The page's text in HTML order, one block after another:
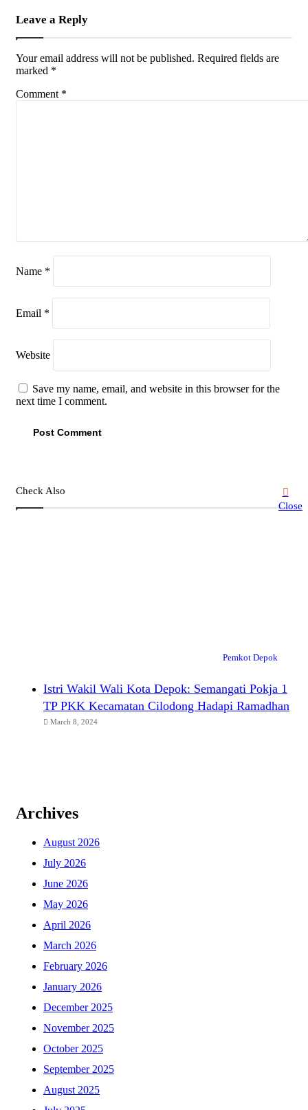
Leave a Reply
Your email address will not be published. Required fields are
marked *
Comment *
Name *
Email *
Website
Save my name, email, and website in this browser for the
next time I comment.
Check Also
Close
Pemkot Depok
Istri Wakil Wali Kota Depok: Semangati Pokja 1
TP PKK Kecamatan Cilodong Hadapi Ramadhan
March 8, 2024
Archives
August 2026
July 2026
June 2026
May 2026
April 2026
March 2026
February 2026
January 2026
December 2025
November 2025
October 2025
September 2025
August 2025